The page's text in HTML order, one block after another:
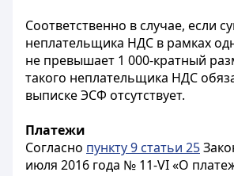
Соответственно в случае, если
неплательщика НДС в рамках
не превышает 1 000-кратный
такого неплательщика НДС
выписке ЭСФ отсутствует.
Платежи
Согласно пункту 9 статьи 25
июля 2016 года № 11-VІ «О